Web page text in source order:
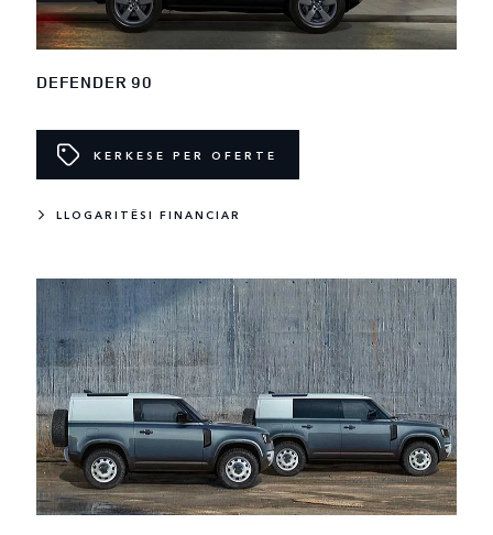
DEFENDER 90
KERKESE PER OFERTE
LLOGARITËSI FINANCIAR